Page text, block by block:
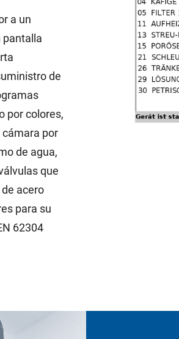
a un
pantalla
de
por colores,
cámara por
de agua,
que
acero
para su
62304